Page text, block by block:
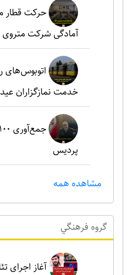
حرکت قطار
آمادگی شرکت متروی
اتوبوس‌های
خدمت نمازگزاران
پردیس
مشاهده همه
گروه فرهنگي
آغاز اجرای